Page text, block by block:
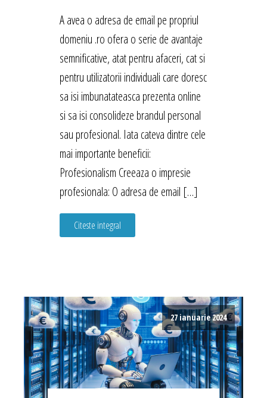
A avea o adresa de email pe propriul
domeniu .ro ofera o serie de avantaje
semnificative, atat pentru afaceri, cat si
pentru utilizatorii individuali care doresc
sa isi imbunatateasca prezenta online
si sa isi consolideze brandul personal
sau profesional. Iata cateva dintre cele
mai importante beneficii:
Profesionalism Creeaza o impresie
profesionala: O adresa de email […]
Citeste integral
27 ianuarie 2024